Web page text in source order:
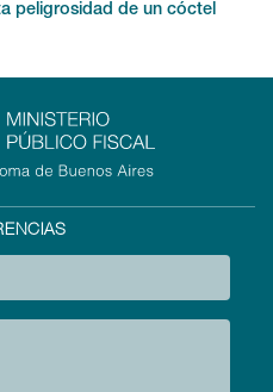
peligrosidad de un cóctel